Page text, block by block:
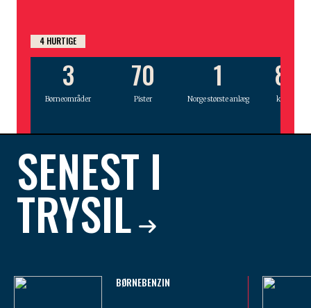
4 HURTIGE
3
Børneområder
70
Pister
1
Norge største anlæg km, fra DK
SENEST I
TRYSIL
BØRNEBENZIN